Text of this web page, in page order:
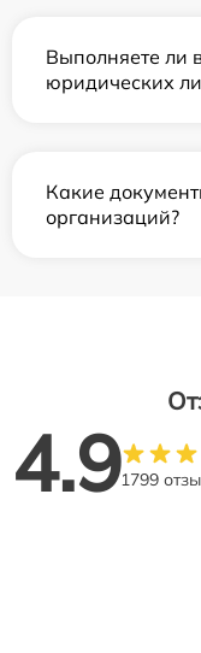
Выполняете ли
юридических
Какие
организаций?
4.91799